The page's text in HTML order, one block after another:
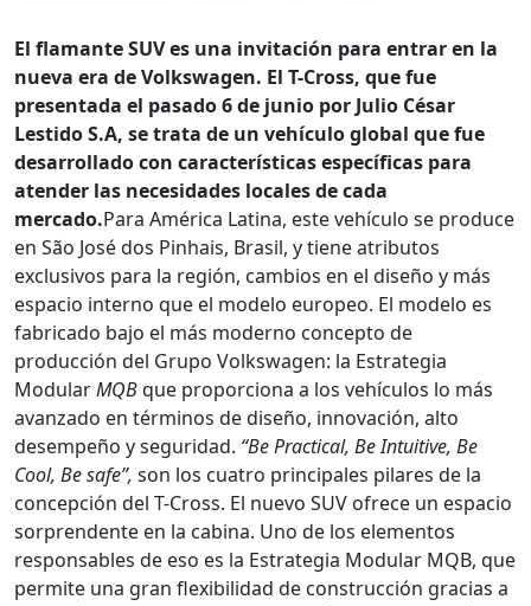
El flamante SUV es una invitación para entrar en la
nueva era de Volkswagen. El T-Cross, que fue
presentada el pasado 6 de junio por Julio César
Lestido S.A, se trata de un vehículo global que fue
desarrollado con características específicas para
atender las necesidades locales de cada
mercado.Para América Latina, este vehículo se produce
en São José dos Pinhais, Brasil, y tiene atributos
exclusivos para la región, cambios en el diseño y más
espacio interno que el modelo europeo. El modelo es
fabricado bajo el más moderno concepto de
producción del Grupo Volkswagen: la Estrategia
ModularMQBque proporciona a los vehículos lo más
avanzado en términos de diseño, innovación, alto
desempeño y seguridad. “Be Practical, Be Intuitive, Be
Cool, Be safe”, son los cuatro principales pilares de la
concepción del T-Cross. El nuevo SUV ofrece un espacio
sorprendente en la cabina. Uno de los elementos
responsables de eso es la Estrategia Modular MQB, que
permite una gran flexibilidad de construcción gracias a